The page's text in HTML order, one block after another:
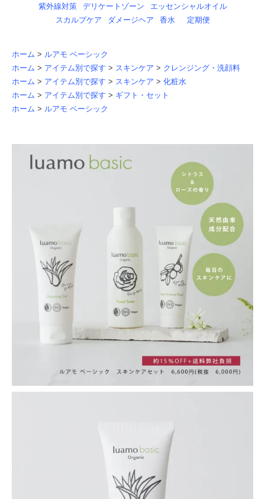
紫外線対策
デリケートゾーン
エッセンシャルオイル
スカルプケア
ダメージヘア 香水 定期便
ホーム > ルアモ ベーシック
ホーム > アイテム別で探す > スキンケア > クレンジング・洗顔料
ホーム > アイテム別で探す > スキンケア > 化粧水
ホーム > アイテム別で探す > ギフト・セット
ホーム > ルアモ ベーシック